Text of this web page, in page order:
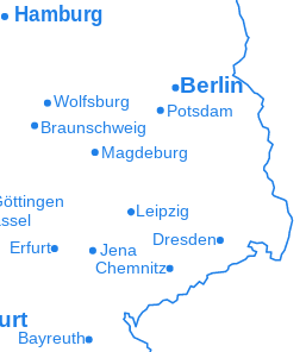
Bayreuth
Chemnitz
Erfurt Jena
Dresden
Magdeburg
Braunschweig
Potsdam
Wolfsburg
Leipzig
Berlin
Hamburg